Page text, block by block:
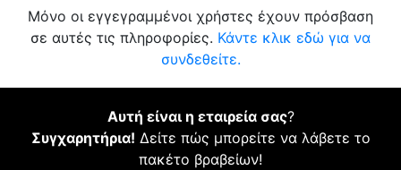
Μόνο οι εγγεγραμμένοι χρήστες έχουν πρόσβαση
σε αυτές τις πληροφορίες. Κάντε κλικ εδώ για να
συνδεθείτε.
Αυτή είναι η εταιρεία σας?
Συγχαρητήρια! Δείτε πώς μπορείτε να λάβετε το
πακέτο βραβείων!